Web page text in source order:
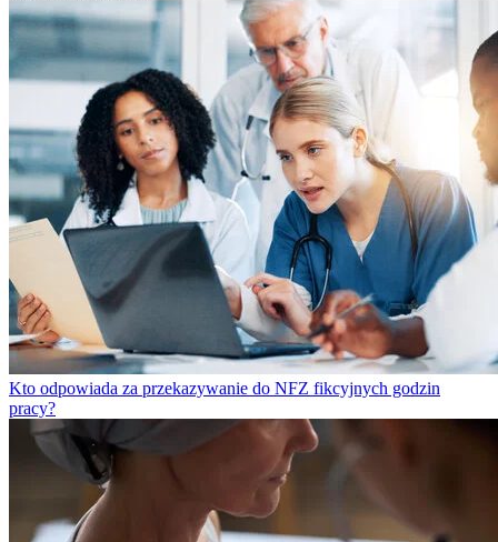
Kto odpowiada za przekazywanie do NFZ fikcyjnych godzin
pracy?